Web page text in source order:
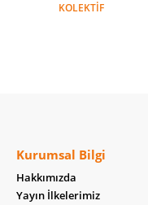
KOLEKTIF
Kurumsal Bilgi
Hakkımızda
Yayın İlkelerimiz